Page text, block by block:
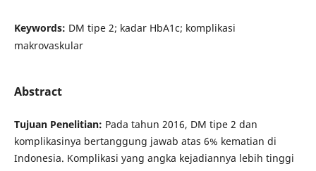
Keywords: DM tipe 2; kadar HbA1c; komplikasi
makrovaskular
Abstract
Tujuan Penelitian: Pada tahun 2016, DM tipe 2 dan
komplikasinya bertanggung jawab atas 6% kematian di
Indonesia. Komplikasi yang angka kejadiannya lebih tinggi